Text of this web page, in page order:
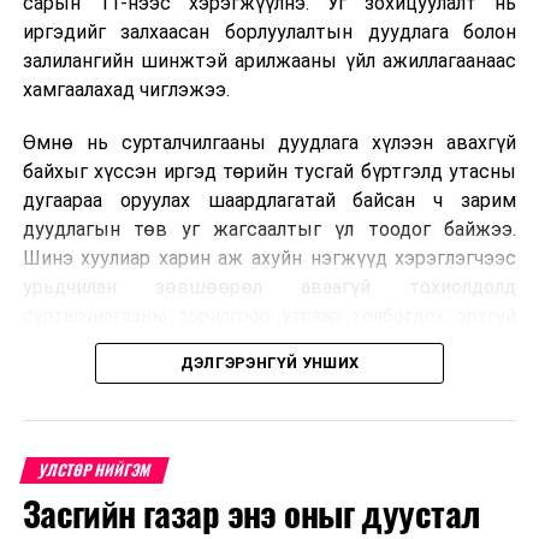
зохицуулалт
2026 оны 8 дугаар сарын 17–28-ны өдрүүдэд
байранд элсэлт, бүртгэл болон бусад аливаа
арга хэмжээ зохион байгуулахгүй болно.
иргэдийг залхаасан борлуулалтын дуудлага болон
залилангийн шинжтэй арилжааны үйл ажиллагаанаас
хамгаалахад чиглэжээ.
Өмнө нь сурталчилгааны дуудлага хүлээн авахгүй
байхыг хүссэн иргэд төрийн тусгай бүртгэлд утасны
дугаараа оруулах шаардлагатай байсан ч зарим
дуудлагын төв уг жагсаалтыг үл тоодог байжээ.
Шинэ хуулиар харин аж ахуйн нэгжүүд хэрэглэгчээс
урьдчилан зөвшөөрөл аваагүй тохиолдолд
болно. Иргэн өгсөн зөвшөөрлөө хүссэн үедээ цуцлах
Францын эрх баригчдын тооцоолсноор тус улсын
иргэдийн дөрөвний гурав орчим нь долоо хоног бүр
дор хаяж нэг удаа хүсээгүй сурталчилгааны дуудлага
хүлээн авдаг бөгөөд олон хүн үүнээс ч олон
ДЭЛГЭРЭНГҮЙ УНШИХ
УЛСТӨР НИЙГЭМ
Засгийн газар энэ оныг дуустал